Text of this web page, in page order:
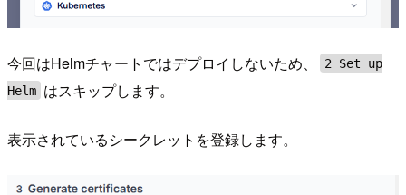
今回はHelmチャートではデプロイしないため、
2 Set up
Helm はスキップします。
表示されているシークレットを登録します。